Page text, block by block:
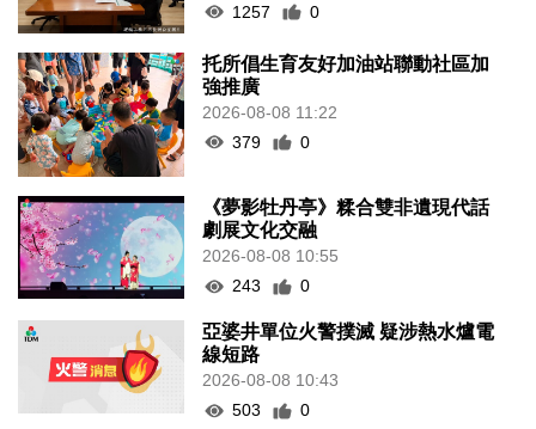
1257
0
托所倡生育友好加油站聯動社區加
強推廣
2026-08-08 11:22
379
0
《夢影牡丹亭》糅合雙非遺現代話
劇展文化交融
2026-08-08 10:55
243
0
亞婆井單位火警撲滅 疑涉熱水爐電
線短路
2026-08-08 10:43
503
0